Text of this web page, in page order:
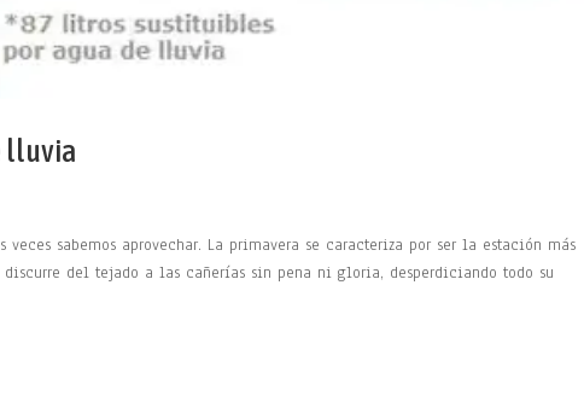
lluvia
sabemos aprovechar. La primavera se caracteriza por ser la estación más
del tejado a las cañerías sin pena ni gloria, desperdiciando todo su